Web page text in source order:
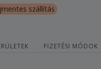
szállítás
FIZETÉSI MÓDOK